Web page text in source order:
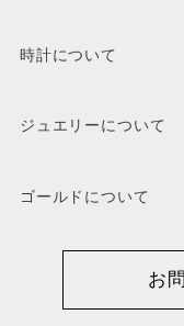
時計について
ジュエリーについて
ゴールドについて
お